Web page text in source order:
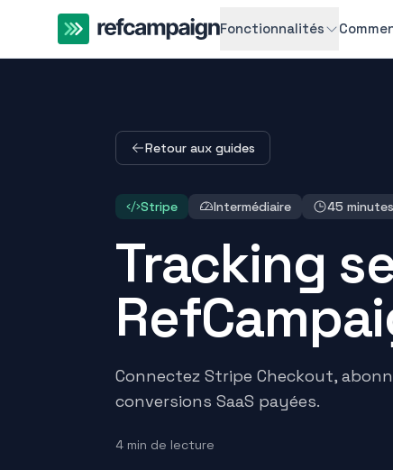
Fonctionnalités
Retour aux guides
Stripe Intermédiaire 45 minutes
Tracking
Connectez Stripe Checkout,
conversions SaaS payées.
4 min de lecture